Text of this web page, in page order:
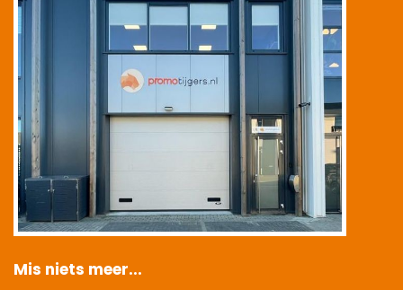
Mis niets meer...